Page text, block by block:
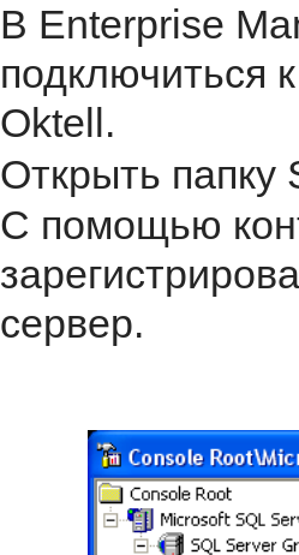
В Enterprise
подключиться
Oktell.
Открыть папку
С помощью
сервер.